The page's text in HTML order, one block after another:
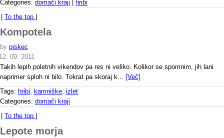
Categories: domači kraji
hribi
To the top
Kompotela
by piskec
09. 2011
Takih lepih poletnih vikendov pa res ni veliko. Kolikor se spomnim, jih lani
naprimer sploh ni bilo. Tokrat pa skoraj k... [Več]
Tags: hribi, kamniške, izlet
Categories: domači kraji
To the top
Lepote morja